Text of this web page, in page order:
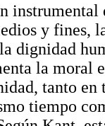
instrumental
y fines,
dignidad
la moral
tanto
tiempo